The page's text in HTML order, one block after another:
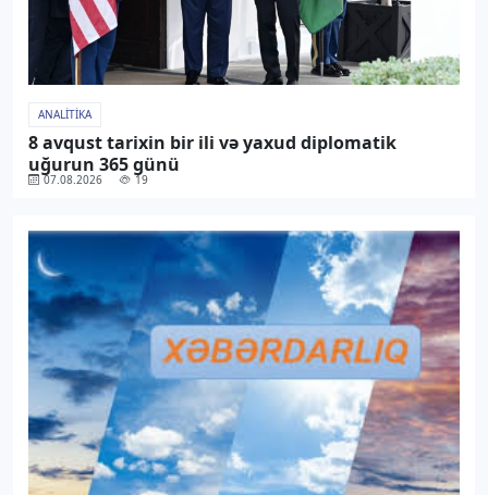
ANALITIKA
8 avqust tarixin bir ili və yaxud diplomatik
uğurun 365 günü
07.08.2026 19